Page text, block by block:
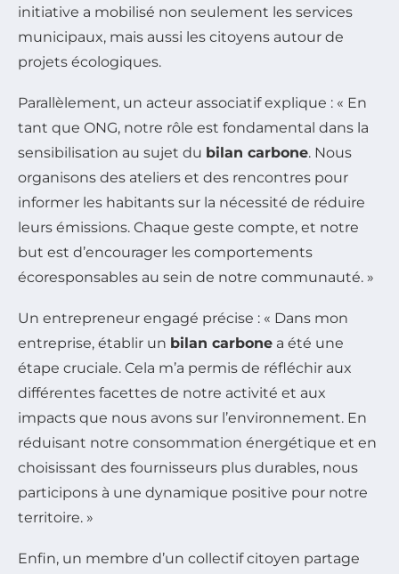
initiative a mobilisé non seulement les services
municipaux, mais aussi les citoyens autour de
projets écologiques.
Parallèlement, un acteur associatif explique : « En
tant que ONG, notre rôle est fondamental dans la
sensibilisation au sujet du bilan carbone. Nous
organisons des ateliers et des rencontres pour
informer les habitants sur la nécessité de réduire
leurs émissions. Chaque geste compte, et notre
but est d’encourager les comportements
écoresponsables au sein de notre communauté. »
Un entrepreneur engagé précise : « Dans mon
entreprise, établir un bilan carbone a été une
étape cruciale. Cela m’a permis de réfléchir aux
différentes facettes de notre activité et aux
impacts que nous avons sur l’environnement. En
réduisant notre consommation énergétique et en
choisissant des fournisseurs plus durables, nous
participons à une dynamique positive pour notre
territoire. »
Enfin, un membre d’un collectif citoyen partage